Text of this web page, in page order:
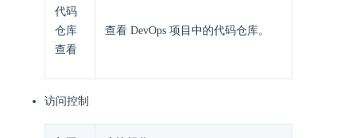
代码
仓库
查看
查看 DevOps 项目中的代码仓库。
访问控制